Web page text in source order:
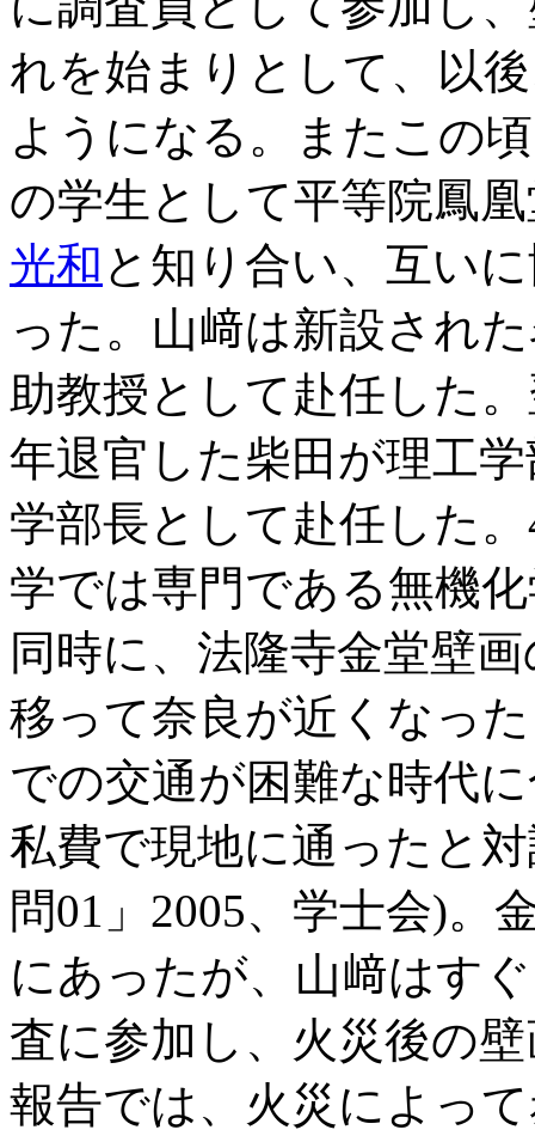
れを始まりとして、以
ようになる。またこの
の学生として平等院鳳
光和 と知り合い、互い
った。山﨑は新設され
助教授として赴任した
年退官した柴田が理工
学部長として赴任した
学では専門である無機
同時に、法隆寺金堂壁
移って奈良が近くなっ
での交通が困難な時代
私費で現地に通ったと
問01」2005、学士会)。
にあったが、山﨑はす
査に参加し、火災後の
報告では、火災によっ